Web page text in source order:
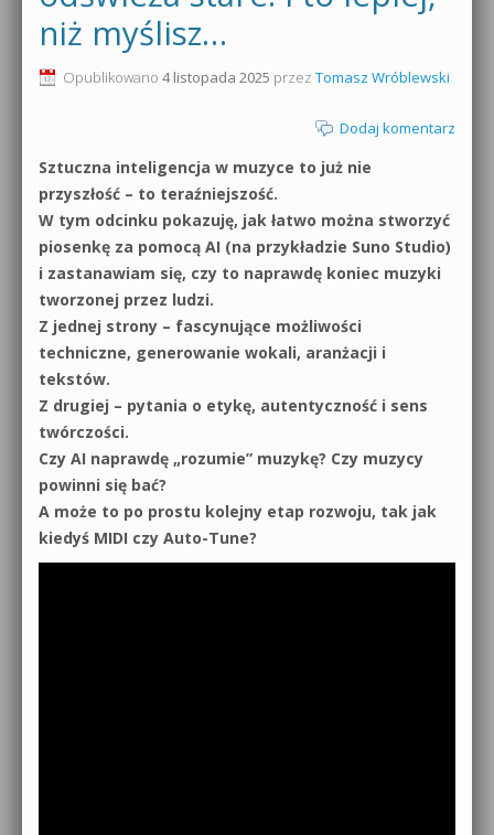
Produkcja muzyczna od podstaw
Dubstep z syntezatorem Massive
Kontakt 5 Kompendium
Pakiety
0dB.pl - informacje
Newsletter
Archiwum aktualności
Polityka prywatności
Regulamin
Działanie sklepu internetowego
Wyszukiwanie
niż myślisz…
Opublikowano 4 listopada 2025 przez Tomasz Wróblewski
Dodaj komentarz
Sztuczna inteligencja w muzyce to już nie
przyszłość – to teraźniejszość.
W tym odcinku pokazuję, jak łatwo można stworzyć
piosenkę za pomocą AI (na przykładzie Suno Studio)
i zastanawiam się, czy to naprawdę koniec muzyki
tworzonej przez ludzi.
Z jednej strony – fascynujące możliwości
techniczne, generowanie wokali, aranżacji i
tekstów.
Z drugiej – pytania o etykę, autentyczność i sens
twórczości.
Czy AI naprawdę „rozumie” muzykę? Czy muzycy
powinni się bać?
A może to po prostu kolejny etap rozwoju, tak jak
kiedyś MIDI czy Auto-Tune?